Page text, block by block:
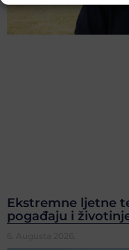
Ekstremne ljetne
pogađaju i
6. Augusta 2026.